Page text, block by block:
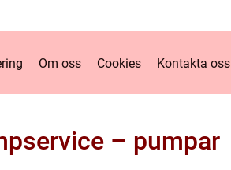
Om oss Cookies Kontakta oss
– pumpar